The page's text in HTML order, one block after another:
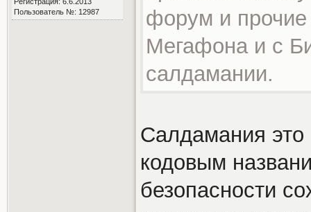
Пользователь №: 12987
форум и
Мегафона и с
салдамании.
Салдамания это
кодовым
безопасности